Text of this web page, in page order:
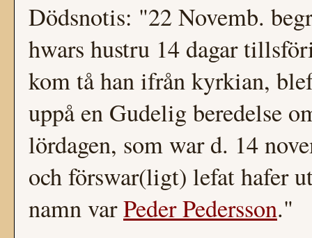
Dödsnotis: "22 Novemb.
hwars hustru 14 dagar
kom tå han ifrån kyrkian,
uppå en Gudelig beredelse
lördagen, som war d. 14
och förswar(ligt) lefat hafer
namn varPeder Pedersson."